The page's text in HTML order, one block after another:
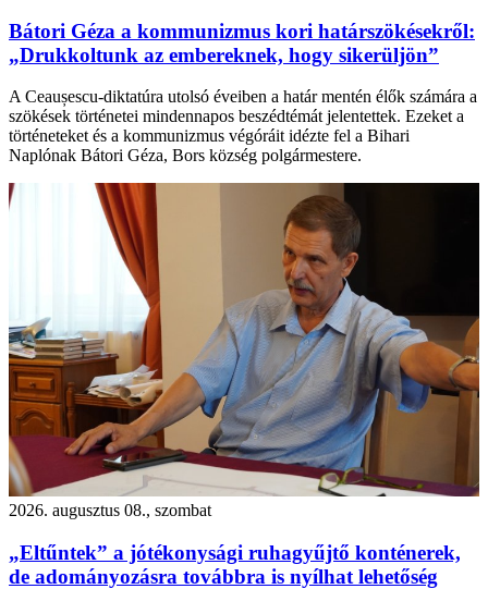
Bátori Géza a kommunizmus kori határszökésekről:
„Drukkoltunk az embereknek, hogy sikerüljön”
A Ceaușescu-diktatúra utolsó éveiben a határ mentén élők számára a
szökések történetei mindennapos beszédtémát jelentettek. Ezeket a
történeteket és a kommunizmus végóráit idézte fel a Bihari
Naplónak Bátori Géza, Bors község polgármestere.
2026. augusztus 08., szombat
„Eltűntek” a jótékonysági ruhagyűjtő konténerek,
de adományozásra továbbra is nyílhat lehetőség